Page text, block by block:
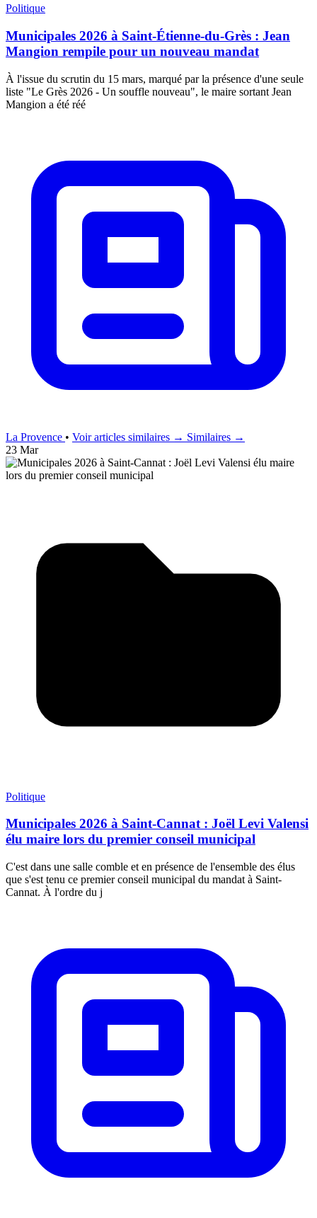
Politique
Municipales 2026 à Saint-Étienne-du-Grès : Jean
Mangion rempile pour un nouveau mandat
À l'issue du scrutin du 15 mars, marqué par la présence d'une seule
liste "Le Grès 2026 - Un souffle nouveau", le maire sortant Jean
Mangion a été réé
La Provence • Voir articles similaires → Similaires →
23 Mar
Politique
Municipales 2026 à Saint-Cannat : Joël Levi Valensi
élu maire lors du premier conseil municipal
C'est dans une salle comble et en présence de l'ensemble des élus
que s'est tenu ce premier conseil municipal du mandat à Saint-
Cannat. À l'ordre du j